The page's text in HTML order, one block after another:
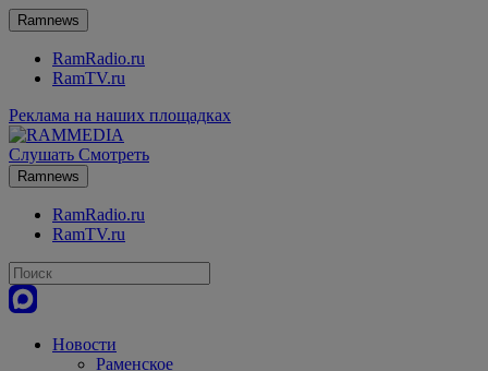
Ramnews
RamRadio.ru
RamTV.ru
Реклама на наших площадках
Слушать Смотреть
Ramnews
RamRadio.ru
RamTV.ru
Новости
Раменское